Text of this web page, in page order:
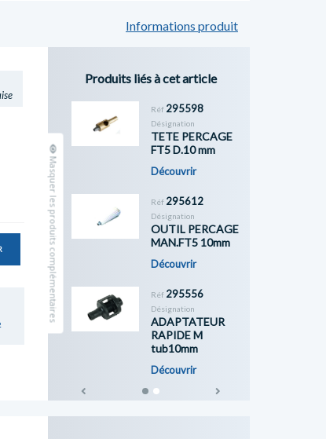
Informations produit
Masquer les produits complémentaires
Produits liés à cet article
Réf 295598
Désignation
TETE PERCAGE
FT5 D.10 mm
Découvrir
Réf 295612
Désignation
OUTIL PERCAGE
MAN.FT5 10mm
Découvrir
Réf 295556
Désignation
ADAPTATEUR
RAPIDE M
tub10mm
Découvrir
Previous